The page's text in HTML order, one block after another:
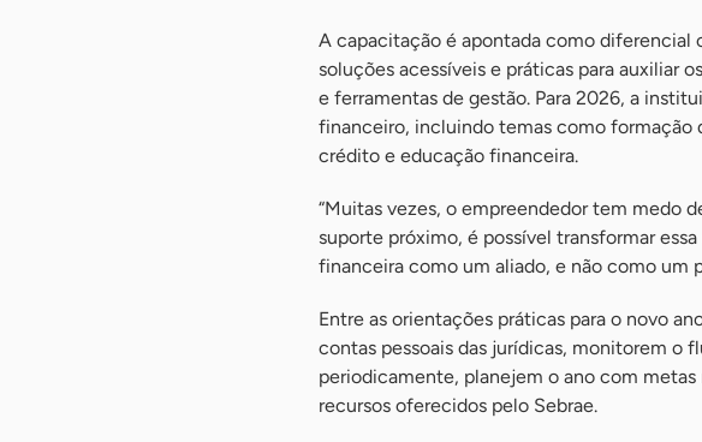
A capacitação é apontada como diferencial
soluções acessíveis e práticas para auxiliar
e ferramentas de gestão. Para 2026, a
financeiro, incluindo temas como formação
crédito e educação financeira.
“Muitas vezes, o empreendedor tem medo
suporte próximo, é possível transformar
financeira como um aliado, e não como um
Entre as orientações práticas para o novo
contas pessoais das jurídicas, monitorem o
periodicamente, planejem o ano com
recursos oferecidos pelo Sebrae.